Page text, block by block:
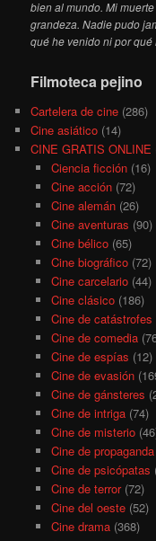
bien al mundo. Mi
grandeza. Nadie pudo
qué he venido ni por qué
Filmoteca pejino
Cartelera de cine (286)
Cine asiático (14)
CINE GRATIS ONLINE
Ciencia ficción(16)
Cine acción(72)
Cine alemán(26)
Cine aventuras (90)
Cine bélico(65)
Cine biográfico(72)
Cine carcelario(44)
Cine clásico(186)
Cine de catástrofes
Cine de comedia
Cine de espías (12)
Cine de evasión
Cine de gánsteres
Cine de intriga(74)
Cine de misterio
Cine de propaganda
Cine de psicópatas
Cine de terror(72)
Cine del oeste(52)
Cine drama(368)